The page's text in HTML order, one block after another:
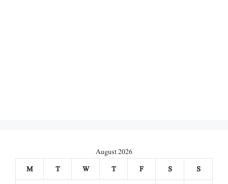
August 2026
M
T W T F S
S